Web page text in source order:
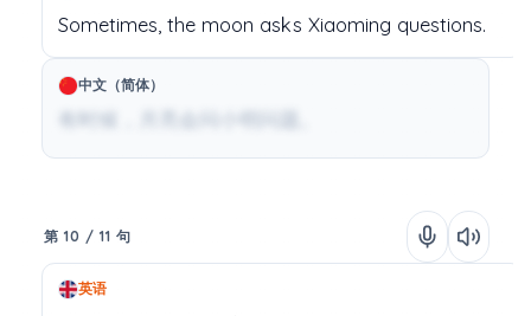
Sometimes, the moon asks Xiaoming questions.
中文（简体）
有时候，月亮会问小明问题。
第 10 / 11 句
英语